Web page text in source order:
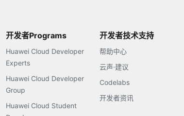
开发者Programs
Huawei Cloud Developer
Experts
Huawei Cloud Developer
Group
Huawei Cloud Student
开发者技术支持
帮助中心
云声·建议
Codelabs
开发者资讯